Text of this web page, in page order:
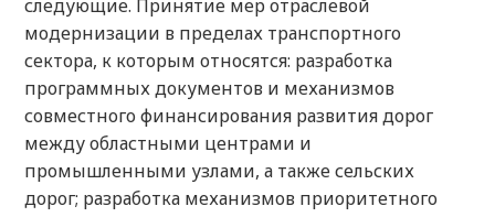
следующие. Принятие мер отраслевой
модернизации в пределах транспортного
сектора, к которым относятся: разработка
программных документов и механизмов
совместного финансирования развития дорог
между областными центрами и
промышленными узлами, а также сельских
дорог; разработка механизмов приоритетного